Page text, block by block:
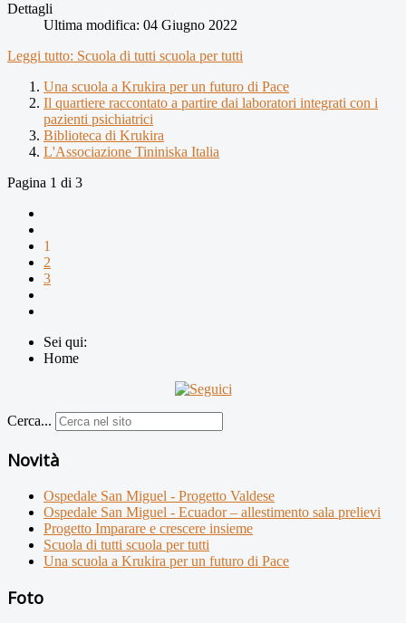
Dettagli
Ultima modifica: 04 Giugno 2022
Leggi tutto: Scuola di tutti scuola per tutti
Una scuola a Krukira per un futuro di Pace
Il quartiere raccontato a partire dai laboratori integrati con i
pazienti psichiatrici
Biblioteca di Krukira
L'Associazione Tininiska Italia
Pagina 1 di 3
1
2
3
Sei qui:
Home
Cerca...
Novità
Ospedale San Miguel - Progetto Valdese
Ospedale San Miguel - Ecuador – allestimento sala prelievi
Progetto Imparare e crescere insieme
Scuola di tutti scuola per tutti
Una scuola a Krukira per un futuro di Pace
Foto